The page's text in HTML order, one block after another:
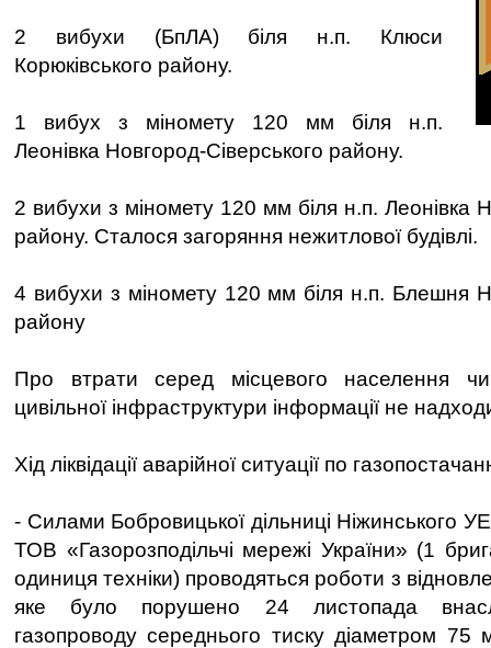
2 вибухи (БпЛА) біля н.п. Клюси
Корюківського району.
1 вибух з міномету 120 мм біля н.п.
Леонівка Новгород-Сіверського району.
2 вибухи з міномету 120 мм біля н.п. Леонівка
району. Сталося загоряння нежитлової будівлі.
4 вибухи з міномету 120 мм біля н.п. Блешня
району
Про втрати серед місцевого населення
цивільної інфраструктури інформації не
Хід ліквідації аварійної ситуації по
- Силами Бобровицької дільниці Ніжинського
ТОВ «Газорозподільчі мережі України» (1
одиниця техніки) проводяться роботи з
яке було порушено 24 листопада
газопроводу середнього тиску діаметром 75